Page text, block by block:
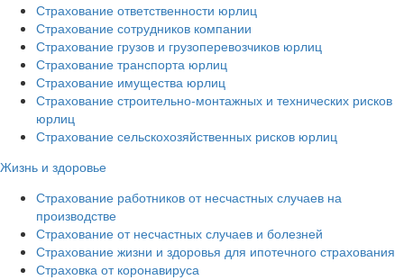
Страхование ответственности юрлиц
Страхование сотрудников компании
Страхование грузов и грузоперевозчиков юрлиц
Страхование транспорта юрлиц
Страхование имущества юрлиц
Страхование строительно-монтажных и технических рисков
юрлиц
Страхование сельскохозяйственных рисков юрлиц
Жизнь и здоровье
Страхование работников от несчастных случаев на
производстве
Страхование от несчастных случаев и болезней
Страхование жизни и здоровья для ипотечного страхования
Страховка от коронавируса